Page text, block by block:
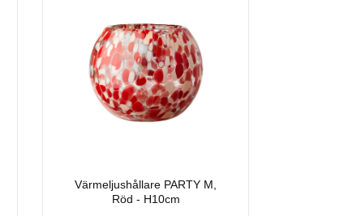
Värmeljushållare PARTY M,
Röd - H10cm